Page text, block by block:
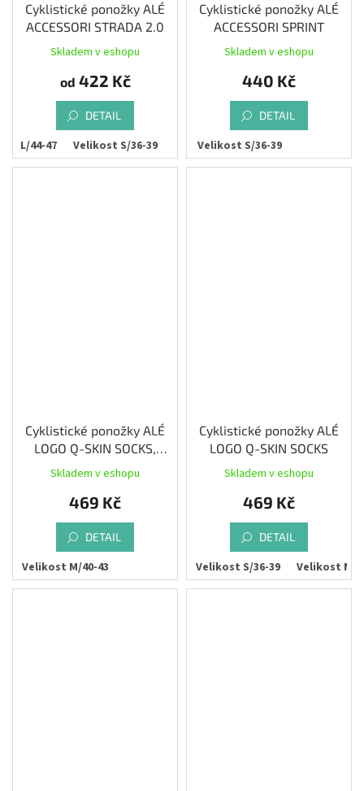
Cyklistické ponožky ALÉ
ACCESSORI STRADA 2.0
Skladem v eshopu
od 422 Kč
DETAIL
L/44-47 Velikost S/36-39
Cyklistické ponožky ALÉ
ACCESSORI SPRINT
Skladem v eshopu
440 Kč
DETAIL
Velikost S/36-39
Cyklistické ponožky ALÉ
LOGO Q-SKIN SOCKS,
black/fluo pink
Skladem v eshopu
469 Kč
DETAIL
Velikost M/40-43
Cyklistické ponožky ALÉ
LOGO Q-SKIN SOCKS
Skladem v eshopu
469 Kč
DETAIL
Velikost L/44-47 Velikost S/36-39 Velikost M/